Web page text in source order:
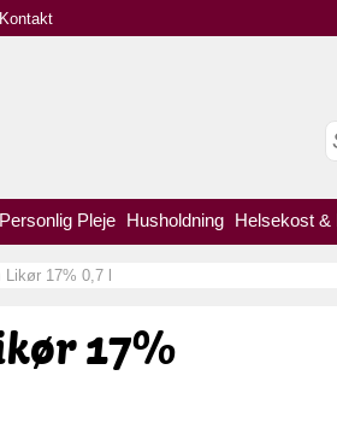
Personlig Pleje Husholdning Helsekost &
17% 0,7 l
17%
Kontakt